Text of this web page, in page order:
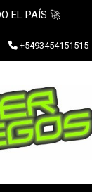
EL PAÍS 🚀
+5493454151515